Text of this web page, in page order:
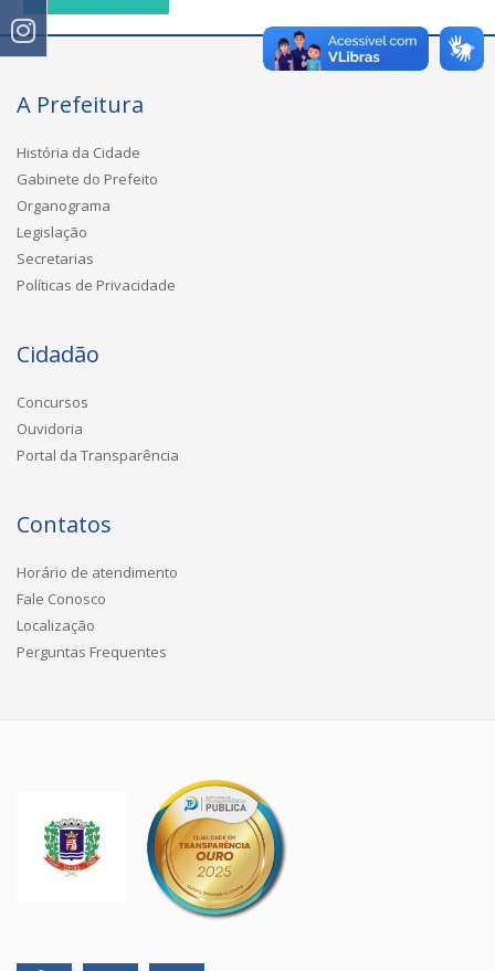
A Prefeitura
História da Cidade
Gabinete do Prefeito
Organograma
Legislação
Secretarias
Políticas de Privacidade
Cidadão
Concursos
Ouvidoria
Portal da Transparência
Contatos
Horário de atendimento
Fale Conosco
Localização
Perguntas Frequentes